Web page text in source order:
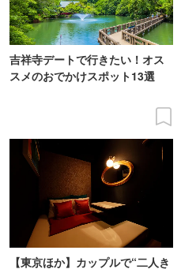
吉祥寺デートで行きたい！オス
スメのおでかけスポット13選
【東京ほか】カップルで“二人き